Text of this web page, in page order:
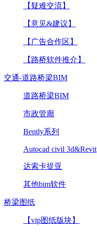
【疑难交流】
【意见&建议】
【广告合作区】
【路桥软件推介】
交通-道路桥梁BIM
道路桥梁BIM
市政管廊
Bently系列
Autocad civil 3d&Revit
达索卡提亚
其他bim软件
桥梁图纸
【vip图纸版块】